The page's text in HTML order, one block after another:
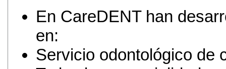
En CareDENT han
en:
Servicio odontológico de